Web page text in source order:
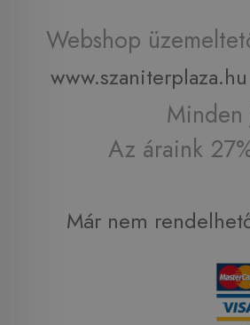
Webshop
www.szaniterplaza.hu
Az áraink
Már nem